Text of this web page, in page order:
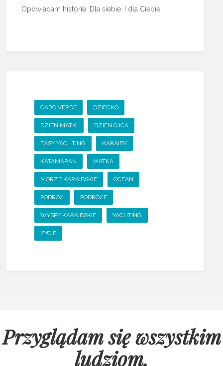
Opowiadam historie. Dla siebie. I dla Ciebie.
CABO VERDE DZIECKO
DZIEŃ MATKI DZIEŃ OJCA
EASY YACHTING KARAIBY
KATAMARAN MATKA
MORZE KARAIBSKIE OCEAN
PODRÓŻ PODRÓŻE
WYSPY KARAIBSKIE YACHTING
ŻYCIE
Przyglądam się wszystkim
ludziom,